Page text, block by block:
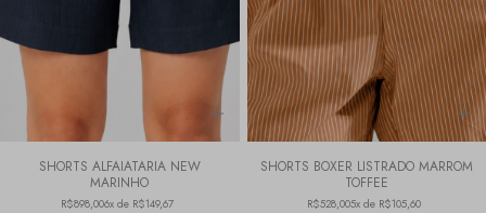
SHORTS ALFAIATARIA NEW
MARINHO
R$898,006x de R$149,67
SHORTS BOXER LISTRADO MARROM
TOFFEE
R$528,005x de R$105,60